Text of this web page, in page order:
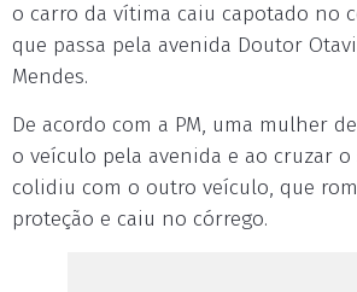
o carro da vítima caiu capotado no
que passa pela avenida Doutor
Mendes.
De acordo com a PM, uma mulher
o veículo pela avenida e ao cruzar
colidiu com o outro veículo, que
proteção e caiu no córrego.